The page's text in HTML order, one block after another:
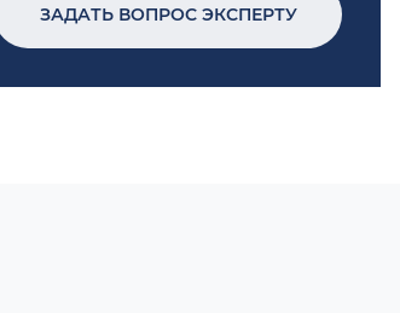
ЗАДАТЬ ВОПРОС ЭКСПЕРТУ